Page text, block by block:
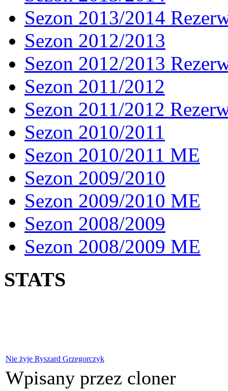
Sezon 2013/2014
Sezon 2012/2013
Sezon 2012/2013
Sezon 2011/2012
Sezon 2011/2012
Sezon 2010/2011
Sezon 2010/2011 ME
Sezon 2009/2010
Sezon 2009/2010 ME
Sezon 2008/2009
Sezon 2008/2009 ME
STATS
Nie żyje Ryszard Grzegorczyk
Wpisany przez cloner